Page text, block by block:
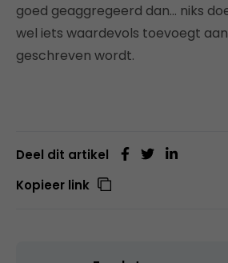
goed geaggregeerd dan… niks
wel iets waardevols toevoegt
geschreven wordt.
Deel dit artikel
Kopieer link